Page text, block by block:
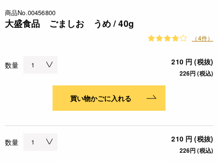
商品No.00456800
大盛食品 ごましお うめ / 40g
（4件）
数量 210 円 (税抜)
226円 (税込)
買い物かごに入れる
数量 210 円 (税抜)
226円 (税込)